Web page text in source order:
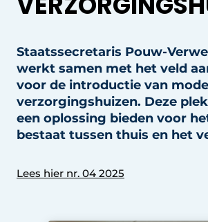
Jaarboek
Meest gelezen
Nieuwsbrief
Podcasts
Privacy / Cookie statement
Vacatures
Ziekenhuizen
Woonzorg & Verpleeghuizen
Privéklinieken
Laboratoria
Staatssecretaris Pouw-
werkt samen met het veld
voor de introductie van
verzorgingshuizen. Deze
een oplossing bieden voor
bestaat tussen thuis en het
Lees hier nr. 04 2025